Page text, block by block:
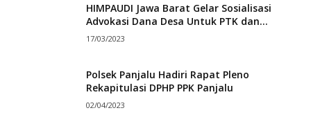
HIMPAUDI Jawa Barat Gelar Sosialisasi
Advokasi Dana Desa Untuk PTK dan...
17/03/2023
Polsek Panjalu Hadiri Rapat Pleno
Rekapitulasi DPHP PPK Panjalu
02/04/2023